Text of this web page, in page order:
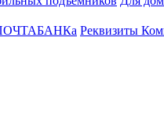
Реквизиты